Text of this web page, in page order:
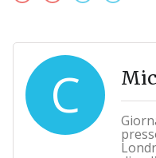
C